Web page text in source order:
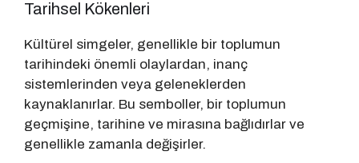
Tarihsel Kökenleri
Kültürel simgeler, genellikle bir toplumun
tarihindeki önemli olaylardan, inanç
sistemlerinden veya geleneklerden
kaynaklanırlar. Bu semboller, bir toplumun
geçmişine, tarihine ve mirasına bağlıdırlar ve
genellikle zamanla değişirler.